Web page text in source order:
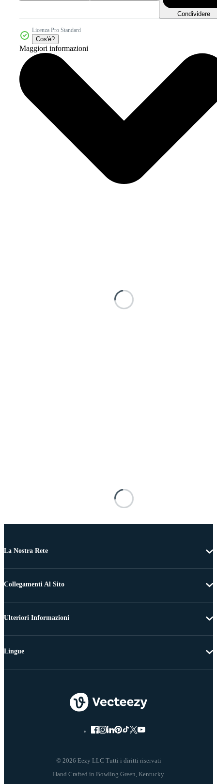
Condividere
Licenza Pro Standard
Cos'è?
Maggiori informazioni
La Nostra Rete
Collegamenti Al Sito
Ulteriori Informazioni
© 2026 Eezy LLC Tutti i diritti riservati
Lingue